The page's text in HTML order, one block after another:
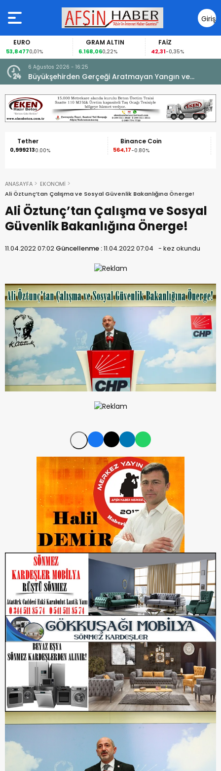
Giriş
Yap
EURO
53,84770,01%
GRAM ALTIN
6.168,060,22%
FAİZ
42,31-0,35%
6 Ağustos 2026 - 16:25
Büyükşehirden Gerçeği Aratmayan Yangın ve
Kurtarma Tatbikatı.
Tether
0,9992130.00%
Binance Coin
564,17-0.80%
ANASAYFA
EKONOMİ
Ali Öztunç’tan Çalışma ve Sosyal Güvenlik Bakanlığına Önerge!
Ali Öztunç’tan Çalışma ve Sosyal
Güvenlik Bakanlığına Önerge!
11.04.2022 07:02 Güncellenme :11.04.2022 07:04 - kez okundu